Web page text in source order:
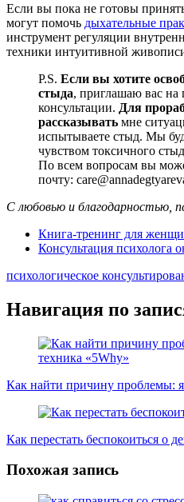
Если вы пока не готовы
могут помочь дыхательные
инструмент регуляции
техники интуитивной
P.S. Если вы хотите
стыда, приглашаю вас на
консультации. Для
рассказывать мне
испытываете стыд. Мы
чувством токсичного
По всем вопросам вы
почту:
С любовью и благодарностью,
Книга-тренинг для
Консультация психолога
психологическое
Навигация по
Как найти причину проблемы:
Как перестать беспокоиться о
Похожая запись